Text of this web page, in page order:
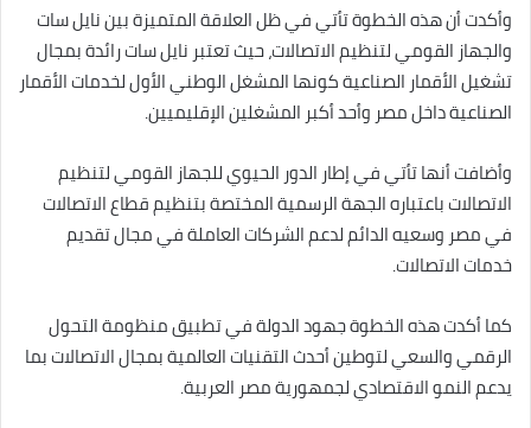
وأكدت أن هذه الخطوة تأتي في ظل العلاقة المتميزة بين نايل سات
والجهاز القومي لتنظيم الاتصالات، حيث تعتبر نايل سات رائدة بمجال
تشغيل الأقمار الصناعية كونها المشغل الوطني الأول لخدمات الأقمار
الصناعية داخل مصر وأحد أكبر المشغلين الإقليميين.
وأضافت أنها تأتي في إطار الدور الحيوي للجهاز القومي لتنظيم
الاتصالات باعتباره الجهة الرسمية المختصة بتنظيم قطاع الاتصالات
في مصر وسعيه الدائم لدعم الشركات العاملة في مجال تقديم
خدمات الاتصالات.
كما أكدت هذه الخطوة جهود الدولة في تطبيق منظومة التحول
الرقمي والسعي لتوطين أحدث التقنيات العالمية بمجال الاتصالات بما
يدعم النمو الاقتصادي لجمهورية مصر العربية.